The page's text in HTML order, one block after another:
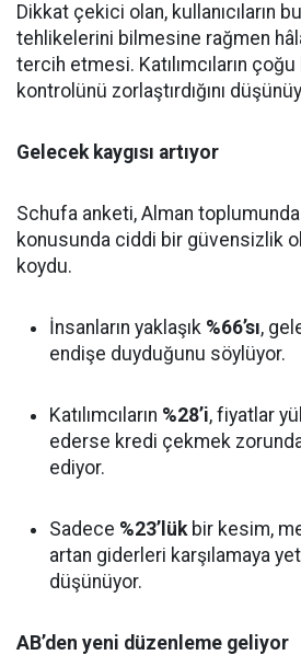
Dikkat çekici olan, kullanıcıların
tehlikelerini bilmesine rağmen
tercih etmesi. Katılımcıların
kontrolünü zorlaştırdığını
Gelecek kaygısı artıyor
Schufa anketi, Alman
konusunda ciddi bir güvensizlik
koydu.
İnsanların yaklaşık %66’sı,
endişe duyduğunu söylüyor.
Katılımcıların %28’i, fiyatlar
ederse kredi çekmek
ediyor.
Sadece %23’lükbir kesim,
artan giderleri karşılamaya
düşünüyor.
AB’den yeni düzenleme geliyor